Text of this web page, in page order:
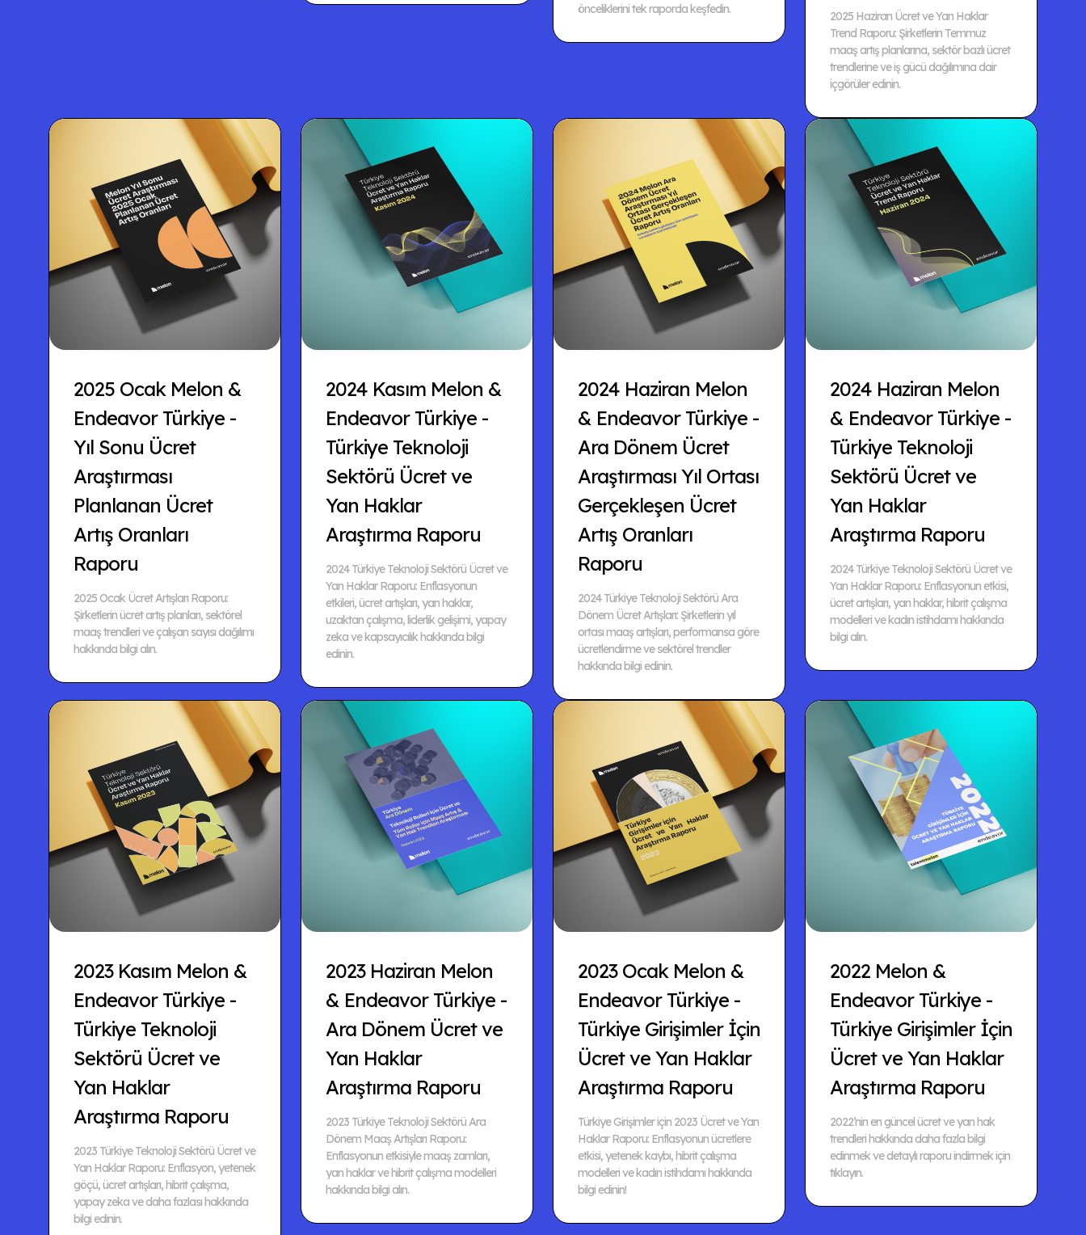
önceliklerini tek raporda keşfedin.
2025 Haziran Ücret ve Yan Haklar
Trend Raporu: Şirketlerin Temmuz
maaş artış planlarına, sektör bazlı ücret
trendlerine ve iş gücü dağılımına dair
içgörüler edinin.
2025 Ocak Melon &
Endeavor Türkiye -
Yıl Sonu Ücret
Araştırması
Planlanan Ücret
Artış Oranları
Raporu
2025 Ocak Ücret Artışları Raporu:
Şirketlerin ücret artış planları, sektörel
maaş trendleri ve çalışan sayısı dağılımı
hakkında bilgi alın.
2024 Kasım Melon &
Endeavor Türkiye -
Türkiye Teknoloji
Sektörü Ücret ve
Yan Haklar
Araştırma Raporu
2024 Türkiye Teknoloji Sektörü Ücret ve
Yan Haklar Raporu: Enflasyonun
etkileri, ücret artışları, yan haklar,
uzaktan çalışma, liderlik gelişimi, yapay
zeka ve kapsayıcılık hakkında bilgi
edinin.
2024 Haziran Melon
& Endeavor Türkiye -
Ara Dönem Ücret
Araştırması Yıl Ortası
Gerçekleşen Ücret
Artış Oranları
Raporu
2024 Türkiye Teknoloji Sektörü Ara
Dönem Ücret Artışları: Şirketlerin yıl
ortası maaş artışları, performansa göre
ücretlendirme ve sektörel trendler
hakkında bilgi edinin.
2024 Haziran Melon
& Endeavor Türkiye -
Türkiye Teknoloji
Sektörü Ücret ve
Yan Haklar
Araştırma Raporu
2024 Türkiye Teknoloji Sektörü Ücret ve
Yan Haklar Raporu: Enflasyonun etkisi,
ücret artışları, yan haklar, hibrit çalışma
modelleri ve kadın istihdamı hakkında
bilgi alın.
2023 Kasım Melon &
Endeavor Türkiye -
Türkiye Teknoloji
Sektörü Ücret ve
Yan Haklar
Araştırma Raporu
2023 Türkiye Teknoloji Sektörü Ücret ve
Yan Haklar Raporu: Enflasyon, yetenek
göçü, ücret artışları, hibrit çalışma,
yapay zeka ve daha fazlası hakkında
bilgi edinin.
2023 Haziran Melon
& Endeavor Türkiye -
Ara Dönem Ücret ve
Yan Haklar
Araştırma Raporu
2023 Türkiye Teknoloji Sektörü Ara
Dönem Maaş Artışları Raporu:
Enflasyonun etkisiyle maaş zamları,
yan haklar ve hibrit çalışma modelleri
hakkında bilgi alın.
2023 Ocak Melon &
Endeavor Türkiye -
Türkiye Girişimler İçin
Ücret ve Yan Haklar
Araştırma Raporu
Türkiye Girişimler için 2023 Ücret ve Yan
Haklar Raporu: Enflasyonun ücretlere
etkisi, yetenek kaybı, hibrit çalışma
modelleri ve kadın istihdamı hakkında
bilgi edinin!
2022 Melon &
Endeavor Türkiye -
Türkiye Girişimler İçin
Ücret ve Yan Haklar
Araştırma Raporu
2022’nin en güncel ücret ve yan hak
trendleri hakkında daha fazla bilgi
edinmek ve detaylı raporu indirmek için
tıklayın.